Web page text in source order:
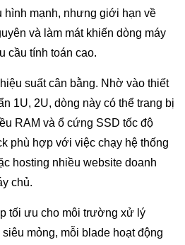
hình mạnh, nhưng giới hạn về
và làm mát khiến dòng máy
cầu tính toán cao.
suất cân bằng. Nhờ vào thiết
1U, 2U, dòng này có thể trang bị
RAM và ổ cứng SSD tốc độ
phù hợp với việc chạy hệ thống
hosting nhiều website doanh
chủ.
tối ưu cho môi trường xử lý
mỏng, mỗi blade hoạt động